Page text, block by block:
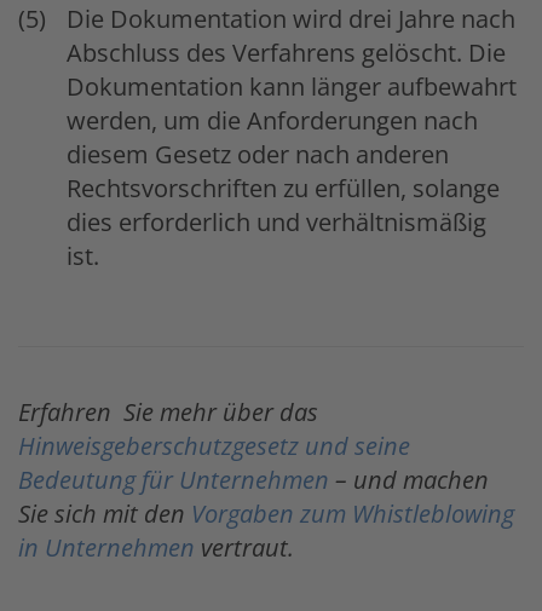
Die Dokumentation wird drei Jahre nach
Abschluss des Verfahrens gelöscht. Die
Dokumentation kann länger aufbewahrt
werden, um die Anforderungen nach
diesem Gesetz oder nach anderen
Rechtsvorschriften zu erfüllen, solange
dies erforderlich und verhältnismäßig
ist.
Erfahren Sie mehr über das
Hinweisgeberschutzgesetz und seine
Bedeutung für Unternehmen – und machen
Sie sich mit den Vorgaben zum Whistleblowing
in Unternehmen vertraut.